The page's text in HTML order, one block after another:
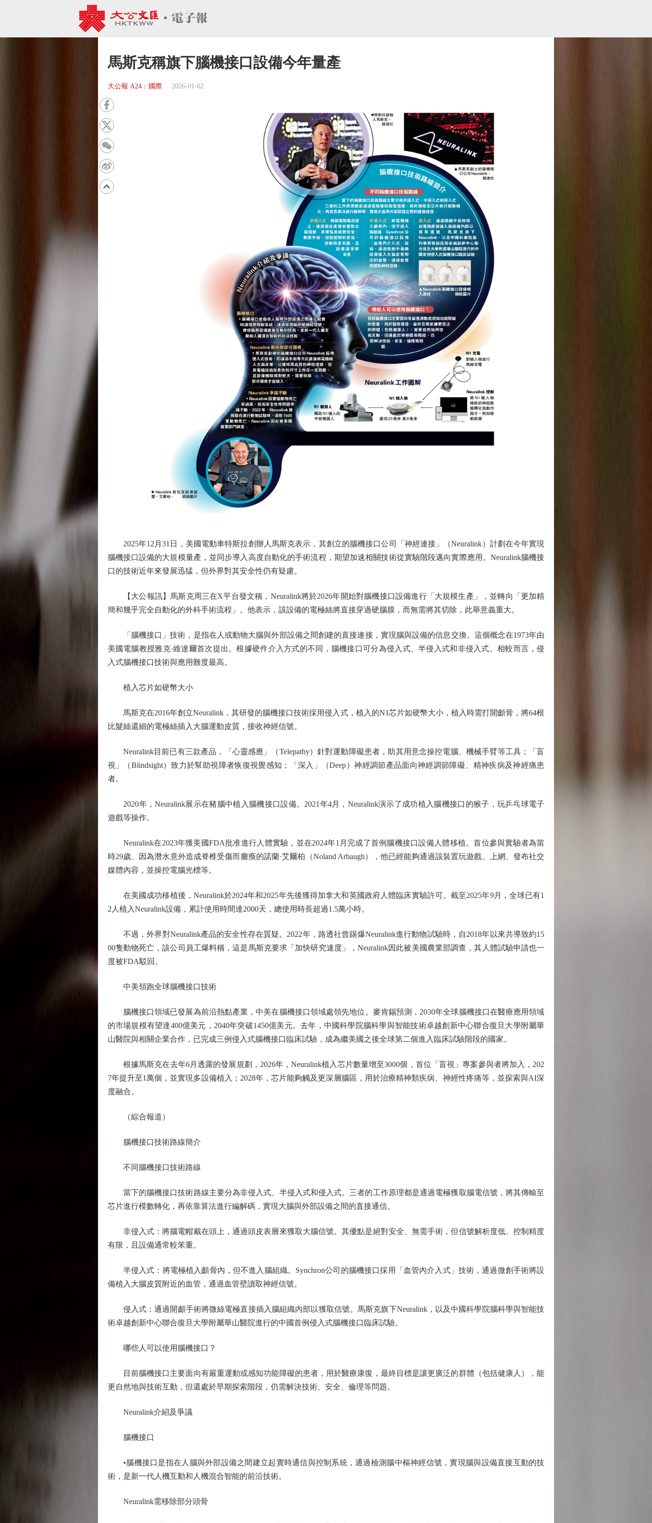
馬斯克稱旗下腦機接口設備今年量產
大公報 A24：國際 2026-01-02
2025年12月31日，美國電動車特斯拉創辦人馬斯克表示，其創立的腦機接口公司「神經連接」（Neuralink）計劃在今年實現
腦機接口設備的大規模量產，並同步導入高度自動化的手術流程，期望加速相關技術從實驗階段邁向實際應用。Neuralink腦機接
口的技術近年來發展迅猛，但外界對其安全性仍有疑慮。
【大公報訊】馬斯克周三在X平台發文稱，Neuralink將於2026年開始對腦機接口設備進行「大規模生產」，並轉向「更加精
簡和幾乎完全自動化的外科手術流程」。他表示，該設備的電極絲將直接穿過硬腦膜，而無需將其切除，此舉意義重大。
「腦機接口」技術，是指在人或動物大腦與外部設備之間創建的直接連接，實現腦與設備的信息交換。這個概念在1973年由
美國電腦教授雅克·維達爾首次提出。根據硬件介入方式的不同，腦機接口可分為侵入式、半侵入式和非侵入式。相較而言，侵
入式腦機接口技術與應用難度最高。
植入芯片如硬幣大小
馬斯克在2016年創立Neuralink，其研發的腦機接口技術採用侵入式，植入的N1芯片如硬幣大小，植入時需打開顱骨，將64根
比髮絲還細的電極絲插入大腦運動皮質，接收神經信號。
Neuralink目前已有三款產品，「心靈感應」（Telepathy）針對運動障礙患者，助其用意念操控電腦、機械手臂等工具；「盲
視」（Blindsight）致力於幫助視障者恢復視覺感知；「深入」（Deep）神經調節產品面向神經調節障礙、精神疾病及神經痛患
者。
2020年，Neuralink展示在豬腦中植入腦機接口設備。2021年4月，Neuralink演示了成功植入腦機接口的猴子，玩乒乓球電子
遊戲等操作。
Neuralink在2023年獲美國FDA批准進行人體實驗，並在2024年1月完成了首例腦機接口設備人體移植。首位參與實驗者為當
時29歲、因為潛水意外造成脊椎受傷而癱瘓的諾蘭·艾爾柏（Noland Arbaugh），他已經能夠通過該裝置玩遊戲、上網、發布社交
媒體內容，並操控電腦光標等。
在美國成功移植後，Neuralink於2024年和2025年先後獲得加拿大和英國政府人體臨床實驗許可。截至2025年9月，全球已有1
2人植入Neuralink設備，累計使用時間達2000天，總使用時長超過1.5萬小時。
不過，外界對Neuralink產品的安全性存在質疑。2022年，路透社曾踢爆Neuralink進行動物試驗時，自2018年以來共導致約15
00隻動物死亡，該公司員工爆料稱，這是馬斯克要求「加快研究速度」，Neuralink因此被美國農業部調查，其人體試驗申請也一
度被FDA駁回。
中美領跑全球腦機接口技術
腦機接口領域已發展為前沿熱點產業，中美在腦機接口領域處領先地位。麥肯錫預測，2030年全球腦機接口在醫療應用領域
的市場規模有望達400億美元，2040年突破1450億美元。去年，中國科學院腦科學與智能技術卓越創新中心聯合復旦大學附屬華
山醫院與相關企業合作，已完成三例侵入式腦機接口臨床試驗，成為繼美國之後全球第二個進入臨床試驗階段的國家。
根據馬斯克在去年6月透露的發展規劃，2026年，Neuralink植入芯片數量增至3000個，首位「盲視」專案參與者將加入，202
7年提升至1萬個，並實現多設備植入；2028年，芯片能夠觸及更深層腦區，用於治療精神類疾病、神經性疼痛等，並探索與AI深
度融合。
（綜合報道）
腦機接口技術路線簡介
不同腦機接口技術路線
當下的腦機接口技術路線主要分為非侵入式、半侵入式和侵入式。三者的工作原理都是通過電極獲取腦電信號，將其傳輸至
芯片進行模數轉化，再依靠算法進行編解碼，實現大腦與外部設備之間的直接通信。
非侵入式：將腦電帽戴在頭上，通過頭皮表層來獲取大腦信號。其優點是絕對安全、無需手術，但信號解析度低、控制精度
有限，且設備通常較笨重。
半侵入式：將電極植入顱骨內，但不進入腦組織。Synchron公司的腦機接口採用「血管內介入式」技術，通過微創手術將設
備植入大腦皮質附近的血管，通過血管壁讀取神經信號。
侵入式：通過開顱手術將微絲電極直接插入腦組織內部以獲取信號。馬斯克旗下Neuralink，以及中國科學院腦科學與智能技
術卓越創新中心聯合復旦大學附屬華山醫院進行的中國首例侵入式腦機接口臨床試驗。
哪些人可以使用腦機接口？
目前腦機接口主要面向有嚴重運動或感知功能障礙的患者，用於醫療康復，最終目標是讓更廣泛的群體（包括健康人），能
更自然地與技術互動，但還處於早期探索階段，仍需解決技術、安全、倫理等問題。
Neuralink介紹及爭議
腦機接口
•腦機接口是指在人腦與外部設備之間建立起實時通信與控制系統，通過檢測腦中樞神經信號，實現腦與設備直接互動的技
術，是新一代人機互動和人機混合智能的前沿技術。
Neuralink需移除部分頭骨